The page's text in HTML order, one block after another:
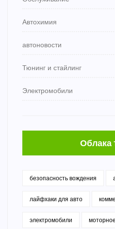
Автохимия
автоновости
Тюнинг и стайлинг
Электромобили
Облака
безопасность вождения
лайфхаки для авто
электромобили